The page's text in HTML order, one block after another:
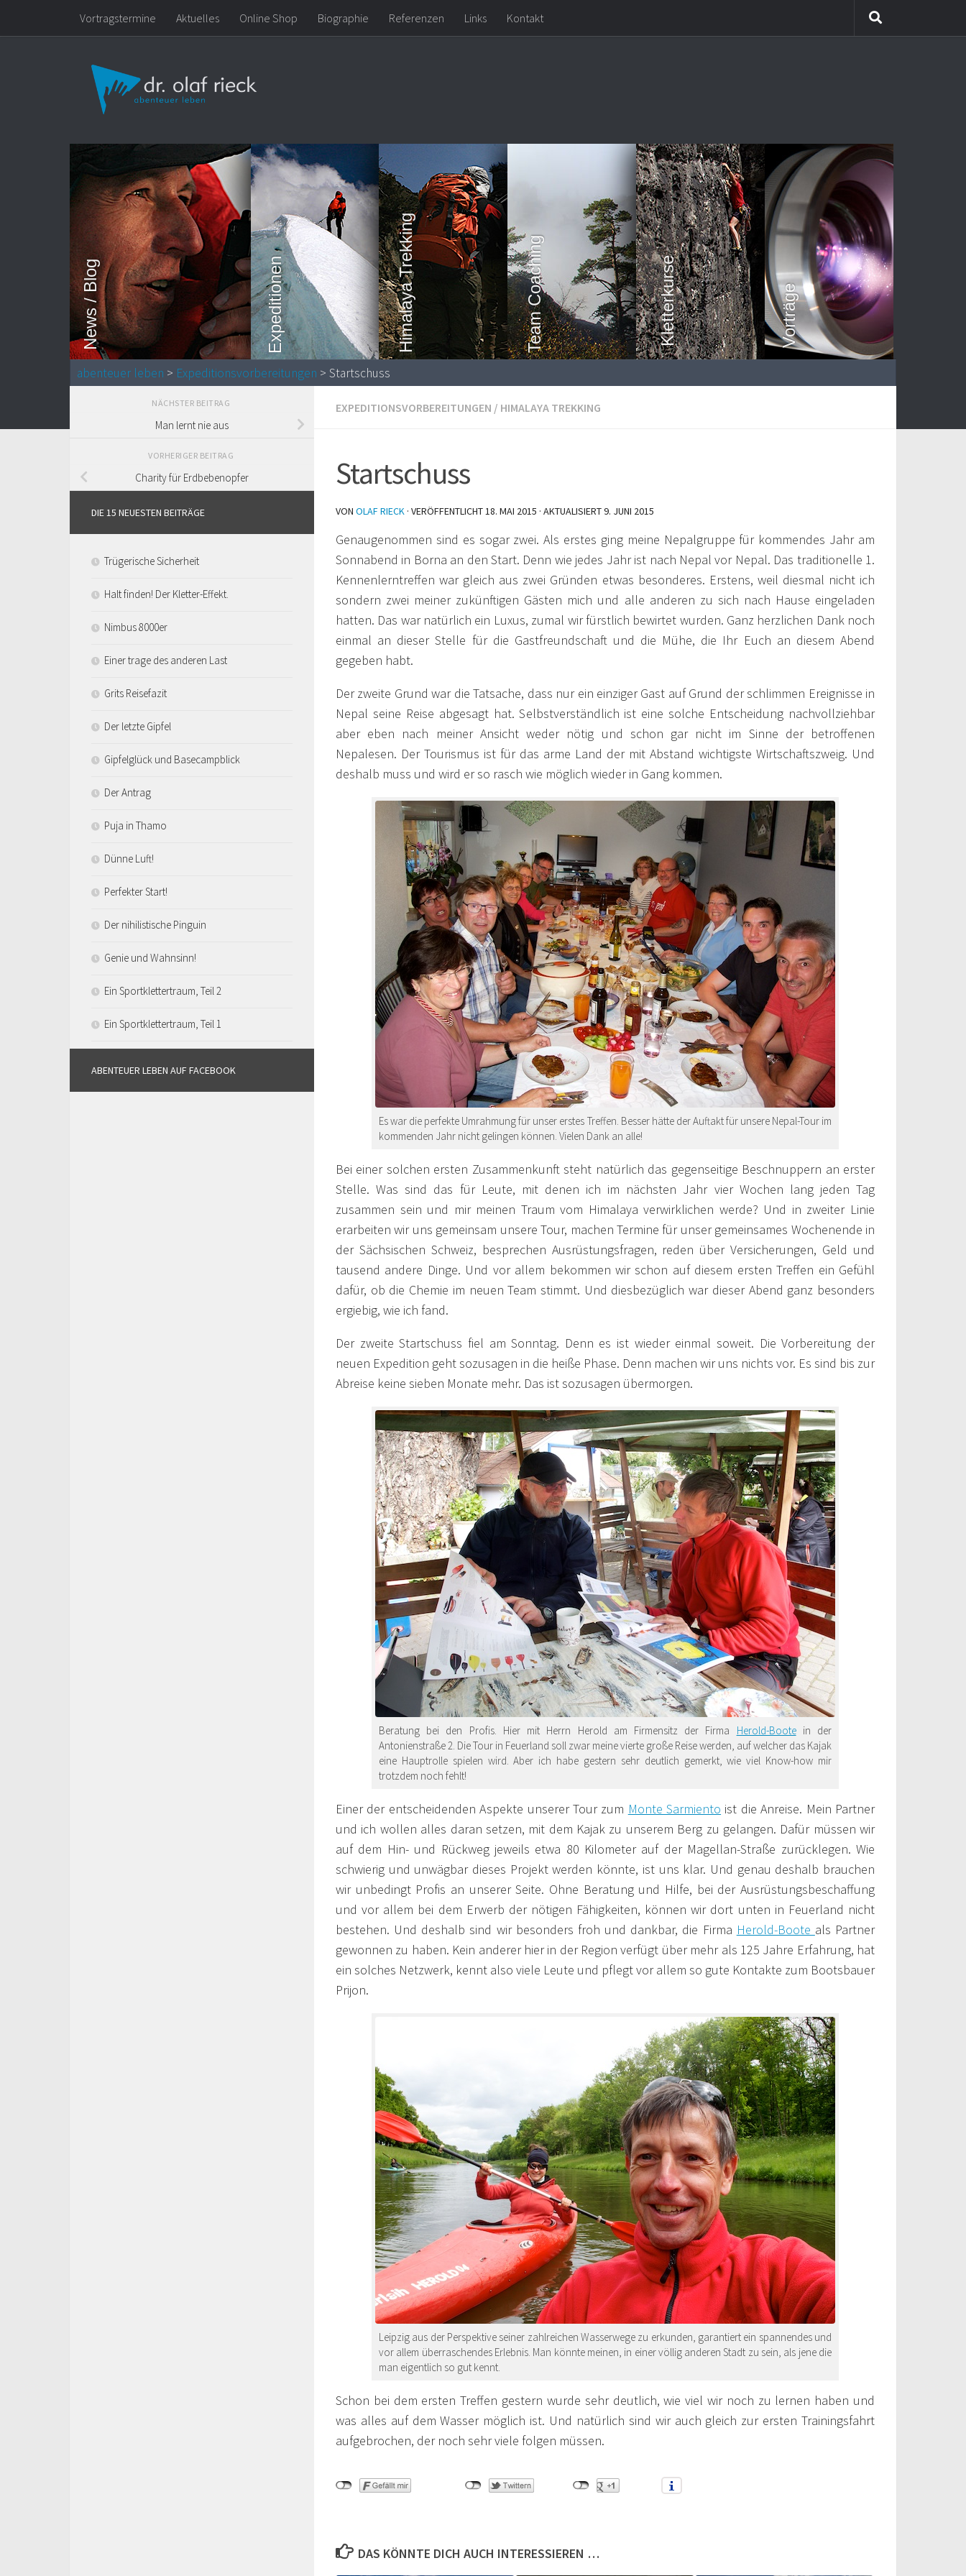
Zum Inhalt springen
Vortragstermine Aktuelles Online Shop Biographie Referenzen Links Kontakt
News / Blog Expeditionen Himalaya Trekking Team Coaching Kletterkurse Vorträge
abenteuer leben > Expeditionsvorbereitungen > Startschuss
EXPEDITIONSVORBEREITUNGEN / HIMALAYA TREKKING
Startschuss
VON OLAF RIECK · VERÖFFENTLICHT18. MAI 2015 · AKTUALISIERT9. JUNI 2015
Genaugenommen sind es sogar zwei. Als erstes ging meine Nepalgruppe für kommendes Jahr am
Sonnabend in Borna an den Start. Denn wie jedes Jahr ist nach Nepal vor Nepal. Das traditionelle 1.
Kennenlerntreffen war gleich aus zwei Gründen etwas besonderes. Erstens, weil diesmal nicht ich
sondern zwei meiner zukünftigen Gästen mich und alle anderen zu sich nach Hause eingeladen
hatten. Das war natürlich ein Luxus, zumal wir fürstlich bewirtet wurden. Ganz herzlichen Dank noch
einmal an dieser Stelle für die Gastfreundschaft und die Mühe, die Ihr Euch an diesem Abend
gegeben habt.
Der zweite Grund war die Tatsache, dass nur ein einziger Gast auf Grund der schlimmen Ereignisse in
Nepal seine Reise abgesagt hat. Selbstverständlich ist eine solche Entscheidung nachvollziehbar
aber eben nach meiner Ansicht weder nötig und schon gar nicht im Sinne der betroffenen
Nepalesen. Der Tourismus ist für das arme Land der mit Abstand wichtigste Wirtschaftszweig. Und
deshalb muss und wird er so rasch wie möglich wieder in Gang kommen.
Es war die perfekte Umrahmung für unser erstes Treffen. Besser hätte der Auftakt für unsere Nepal-Tour im
kommenden Jahr nicht gelingen können. Vielen Dank an alle!
Bei einer solchen ersten Zusammenkunft steht natürlich das gegenseitige Beschnuppern an erster
Stelle. Was sind das für Leute, mit denen ich im nächsten Jahr vier Wochen lang jeden Tag
zusammen sein und mir meinen Traum vom Himalaya verwirklichen werde? Und in zweiter Linie
erarbeiten wir uns gemeinsam unsere Tour, machen Termine für unser gemeinsames Wochenende in
der Sächsischen Schweiz, besprechen Ausrüstungsfragen, reden über Versicherungen, Geld und
tausend andere Dinge. Und vor allem bekommen wir schon auf diesem ersten Treffen ein Gefühl
dafür, ob die Chemie im neuen Team stimmt. Und diesbezüglich war dieser Abend ganz besonders
ergiebig, wie ich fand.
Der zweite Startschuss fiel am Sonntag. Denn es ist wieder einmal soweit. Die Vorbereitung der
neuen Expedition geht sozusagen in die heiße Phase. Denn machen wir uns nichts vor. Es sind bis zur
Abreise keine sieben Monate mehr. Das ist sozusagen übermorgen.
Beratung bei den Profis. Hier mit Herrn Herold am Firmensitz der Firma Herold-Bootein der
Antonienstraße 2. Die Tour in Feuerland soll zwar meine vierte große Reise werden, auf welcher das Kajak
eine Hauptrolle spielen wird. Aber ich habe gestern sehr deutlich gemerkt, wie viel Know-how mir
trotzdem noch fehlt!
Einer der entscheidenden Aspekte unserer Tour zum Monte Sarmiento ist die Anreise. Mein Partner
und ich wollen alles daran setzen, mit dem Kajak zu unserem Berg zu gelangen. Dafür müssen wir
auf dem Hin- und Rückweg jeweils etwa 80 Kilometer auf der Magellan-Straße zurücklegen. Wie
schwierig und unwägbar dieses Projekt werden könnte, ist uns klar. Und genau deshalb brauchen
wir unbedingt Profis an unserer Seite. Ohne Beratung und Hilfe, bei der Ausrüstungsbeschaffung
und vor allem bei dem Erwerb der nötigen Fähigkeiten, können wir dort unten in Feuerland nicht
bestehen. Und deshalb sind wir besonders froh und dankbar, die Firma Herold-Boote als Partner
gewonnen zu haben. Kein anderer hier in der Region verfügt über mehr als 125 Jahre Erfahrung, hat
ein solches Netzwerk, kennt also viele Leute und pflegt vor allem so gute Kontakte zum Bootsbauer
Prijon.
Leipzig aus der Perspektive seiner zahlreichen Wasserwege zu erkunden, garantiert ein spannendes und
vor allem überraschendes Erlebnis. Man könnte meinen, in einer völlig anderen Stadt zu sein, als jene die
man eigentlich so gut kennt.
Schon bei dem ersten Treffen gestern wurde sehr deutlich, wie viel wir noch zu lernen haben und
was alles auf dem Wasser möglich ist. Und natürlich sind wir auch gleich zur ersten Trainingsfahrt
aufgebrochen, der noch sehr viele folgen müssen.
DAS KÖNNTE DICH AUCH INTERESSIEREN …
NÄCHSTER BEITRAG
Man lernt nie aus
VORHERIGER BEITRAG
Charity für Erdbebenopfer
DIE 15 NEUESTEN BEITRÄGE
Trügerische Sicherheit
Halt finden! Der Kletter-Effekt.
Nimbus 8000er
Einer trage des anderen Last
Grits Reisefazit
Der letzte Gipfel
Gipfelglück und Basecampblick
Der Antrag
Puja in Thamo
Dünne Luft!
Perfekter Start!
Der nihilistische Pinguin
Genie und Wahnsinn!
Ein Sportklettertraum, Teil 2
Ein Sportklettertraum, Teil 1
ABENTEUER LEBEN AUF FACEBOOK